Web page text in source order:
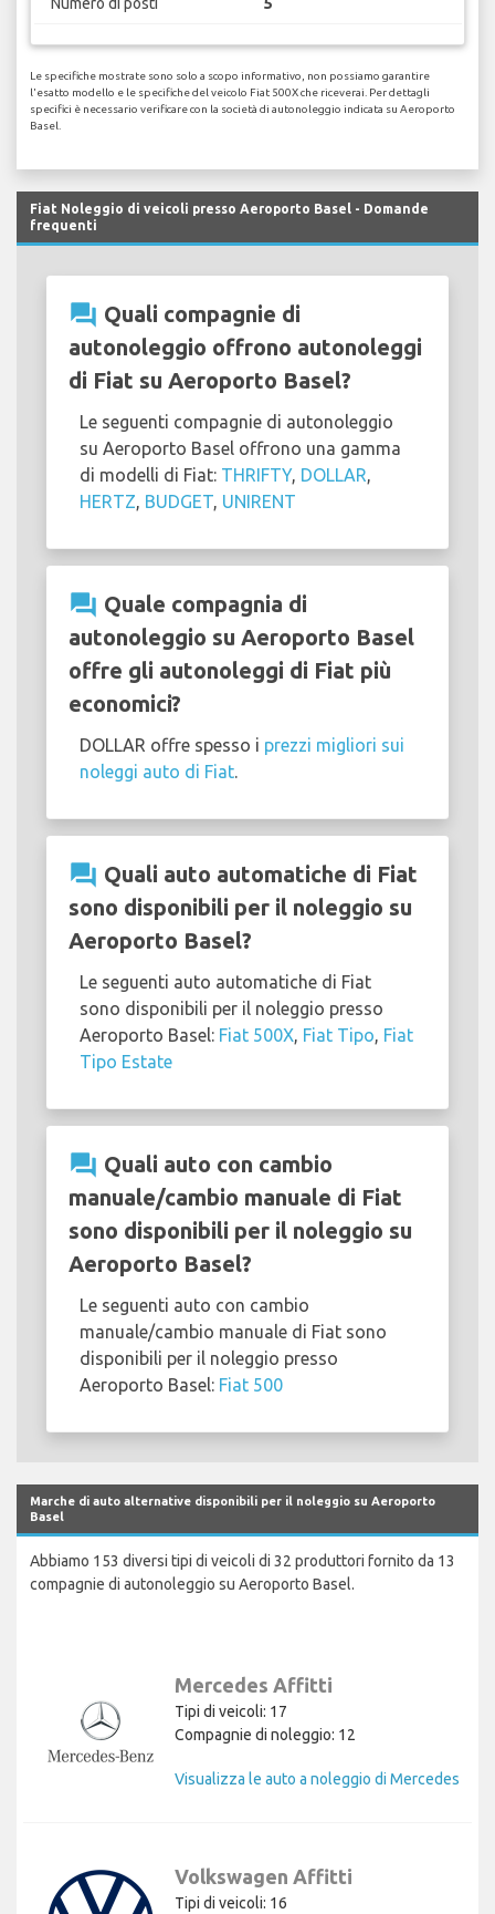
Le specifiche mostrate sono solo a scopo informativo, non possiamo garantire
l'esatto modello e le specifiche del veicolo Fiat 500X che riceverai. Per dettagli
specifici è necessario verificare con la società di autonoleggio indicata su Aeroporto
Basel.
Fiat Noleggio di veicoli presso Aeroporto Basel - Domande
frequenti
question_answer Quali compagnie di
autonoleggio offrono autonoleggi
di Fiat su Aeroporto Basel?
Le seguenti compagnie di autonoleggio
su Aeroporto Basel offrono una gamma
di modelli di Fiat: THRIFTY, DOLLAR
HERTZ BUDGET UNIRENT
question_answer Quale compagnia di
autonoleggio su Aeroporto Basel
offre gli autonoleggi di Fiat più
economici?
DOLLAR offre spesso i prezzi migliori sui
noleggi auto di Fiat
question_answer Quali auto automatiche di Fiat
sono disponibili per il noleggio su
Aeroporto Basel?
Le seguenti auto automatiche di Fiat
sono disponibili per il noleggio presso
Aeroporto Basel: Fiat 500X Fiat Tipo Fiat
Tipo Estate
question_answer Quali auto con cambio
manuale/cambio manuale di Fiat
sono disponibili per il noleggio su
Aeroporto Basel?
Le seguenti auto con cambio
manuale/cambio manuale di Fiat sono
disponibili per il noleggio presso
Aeroporto Basel: Fiat 500
Marche di auto alternative disponibili per il noleggio su Aeroporto
Basel
Abbiamo 153 diversi tipi di veicoli di 32 produttori fornito da 13
compagnie di autonoleggio su Aeroporto Basel.
Mercedes Affitti
Tipi di veicoli: 17
Compagnie di noleggio: 12
Visualizza le auto a noleggio di Mercedes
Volkswagen Affitti
Tipi di veicoli: 16